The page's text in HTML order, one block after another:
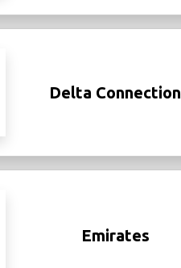
Delta Connection
Emirates